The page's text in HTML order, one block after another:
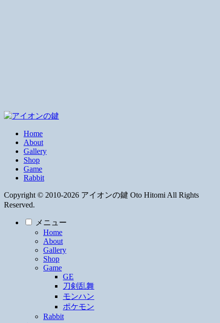
Home
About
Gallery
Shop
Game
Rabbit
Copyright © 2010-2026 アイオンの鍵 Oto Hitomi All Rights
Reserved.
メニュー
Home
About
Gallery
Shop
Game
GE
刀剣乱舞
モンハン
ポケモン
Rabbit